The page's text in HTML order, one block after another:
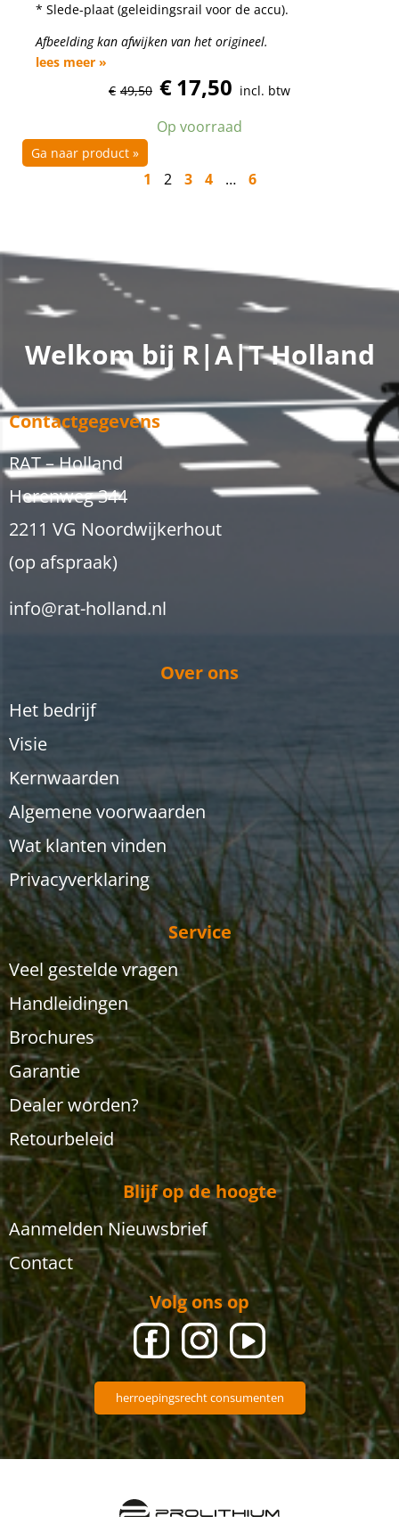
* Slede-plaat (geleidingsrail voor de accu).
Afbeelding kan afwijken van het origineel.
lees meer »
€ 49,50 €17,50 incl. btw
Op voorraad
Ga naar product »
1 2 3 4 … 6
Welkom bij R|A|T Holland
Contactgegevens
RAT – Holland
Herenweg 344
2211 VG Noordwijkerhout
(op afspraak)
info@rat-holland.nl
Over ons
Het bedrijf
Visie
Kernwaarden
Algemene voorwaarden
Wat klanten vinden
Privacyverklaring
Service
Veel gestelde vragen
Handleidingen
Brochures
Garantie
Dealer worden?
Retourbeleid
Blijf op de hoogte
Aanmelden Nieuwsbrief
Contact
Volg ons op
herroepingsrecht consumenten